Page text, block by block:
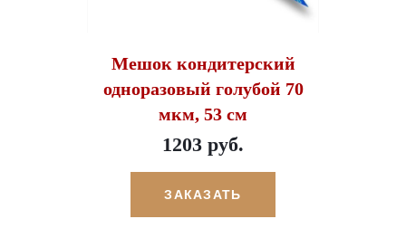
Мешок кондитерский
одноразовый голубой 70
мкм, 53 см
1203 руб.
ЗАКАЗАТЬ